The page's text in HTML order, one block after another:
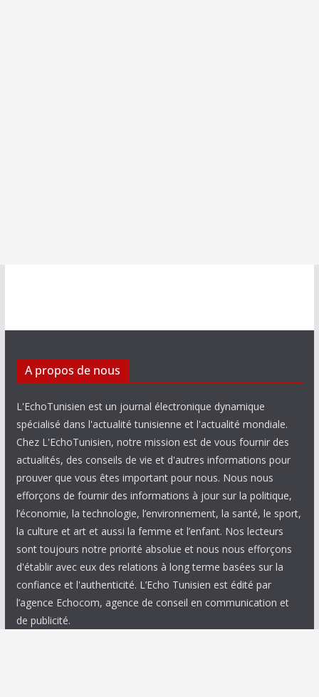
A propos de nous
L'EchoTunisien est un journal électronique dynamique
spécialisé dans l'actualité tunisienne et l'actualité mondiale.
Chez L'EchoTunisien, notre mission est de vous fournir des
actualités, des conseils de vie et d'autres informations pour
prouver que vous êtes important pour nous. Nous nous
efforçons de fournir des informations à jour sur la politique,
l’économie, la technologie, l’environnement, la santé, le sport,
la culture et art et aussi la femme et l’enfant. Nos lecteurs
sont toujours notre priorité absolue et nous nous efforçons
d'établir avec eux des relations à long terme basées sur la
confiance et l'authenticité. L’Echo Tunisien est édité par
l’agence Echocom, agence de conseil en communication et
de publicité.